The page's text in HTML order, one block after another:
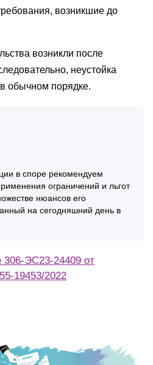
возникшие до
возникли после
неустойка
обычном порядке.
в споре рекомендуем
ограничений и льгот
нюансов его
на сегодняшний день в
ЭС23-24409 от
19453/2022